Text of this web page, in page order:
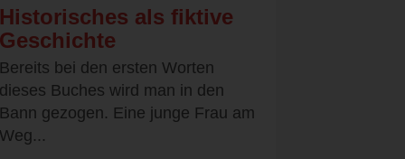
Historisches als fiktive
Geschichte
Bereits bei den ersten Worten
dieses Buches wird man in den
Bann gezogen. Eine junge Frau am
Weg...